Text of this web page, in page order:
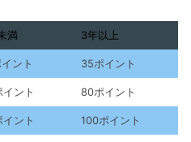
満
3年以上
満 3年以上
ント 35ポイント
ント 80ポイント
ント 100ポイント